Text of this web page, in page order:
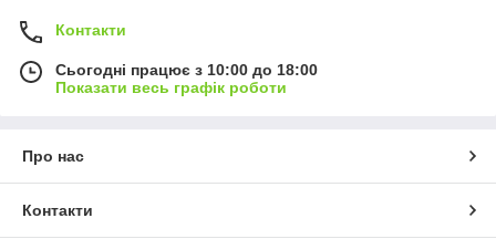
Контакти
Сьогодні працює з 10:00 до 18:00
Показати весь графік роботи
Про нас
Контакти